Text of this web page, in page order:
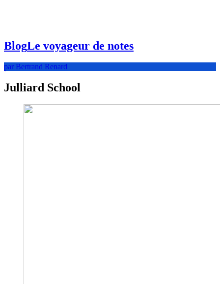
BlogLe voyageur de notes
par Bertrand Renard
Julliard School